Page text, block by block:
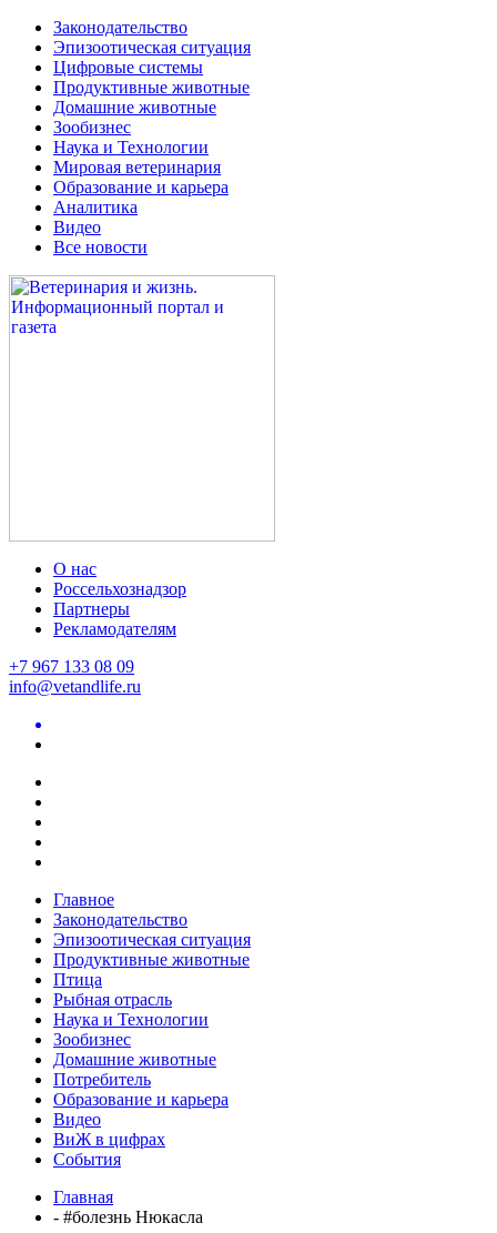
Законодательство
Эпизоотическая ситуация
Цифровые системы
Продуктивные животные
Домашние животные
Зообизнес
Наука и Технологии
Мировая ветеринария
Образование и карьера
Аналитика
Видео
Все новости
О нас
Россельхознадзор
Партнеры
Рекламодателям
+7 967 133 08 09
info@vetandlife.ru
Главное
Законодательство
Эпизоотическая ситуация
Продуктивные животные
Птица
Рыбная отрасль
Наука и Технологии
Зообизнес
Домашние животные
Потребитель
Образование и карьера
Видео
ВиЖ в цифрах
События
Главная
- #болезнь Нюкасла